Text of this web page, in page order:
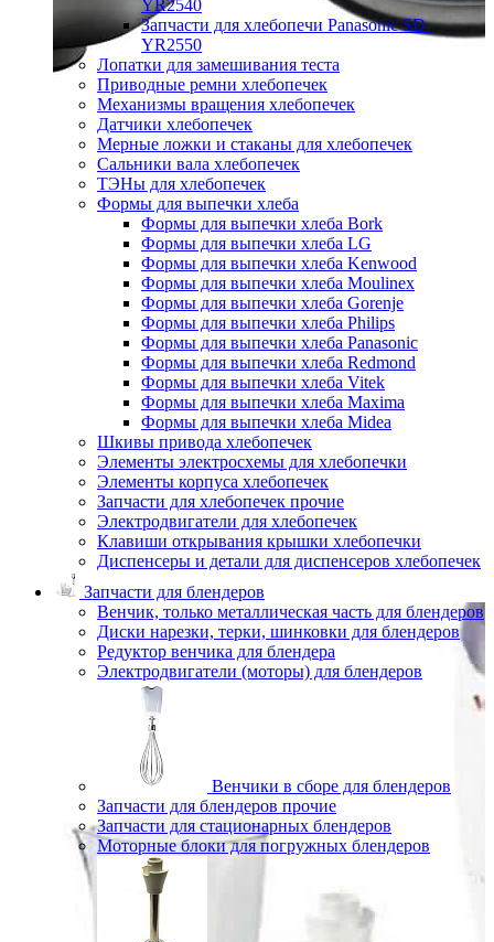
YR2540
Запчасти для хлебопечи Panasonic SD-
YR2550
Лопатки для замешивания теста
Приводные ремни хлебопечек
Механизмы вращения хлебопечек
Датчики хлебопечек
Мерные ложки и стаканы для хлебопечек
Сальники вала хлебопечек
ТЭНы для хлебопечек
Формы для выпечки хлеба
Формы для выпечки хлеба Bork
Формы для выпечки хлеба LG
Формы для выпечки хлеба Kenwood
Формы для выпечки хлеба Moulinex
Формы для выпечки хлеба Gorenje
Формы для выпечки хлеба Philips
Формы для выпечки хлеба Panasonic
Формы для выпечки хлеба Redmond
Формы для выпечки хлеба Vitek
Формы для выпечки хлеба Maxima
Формы для выпечки хлеба Midea
Шкивы привода хлебопечек
Элементы электросхемы для хлебопечки
Элементы корпуса хлебопечек
Запчасти для хлебопечек прочие
Электродвигатели для хлебопечек
Клавиши открывания крышки хлебопечки
Диспенсеры и детали для диспенсеров хлебопечек
Запчасти для блендеров
Венчик, только металлическая часть для блендеров
Диски нарезки, терки, шинковки для блендеров
Редуктор венчика для блендера
Электродвигатели (моторы) для блендеров
Венчики в сборе для блендеров
Запчасти для блендеров прочие
Запчасти для стационарных блендеров
Моторные блоки для погружных блендеров